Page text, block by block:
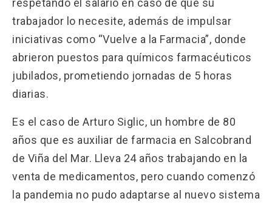
respetando el salario en caso de que su
trabajador lo necesite, además de impulsar
iniciativas como “Vuelve a la Farmacia”, donde
abrieron puestos para químicos farmacéuticos
jubilados, prometiendo jornadas de 5 horas
diarias.
Es el caso de Arturo Siglic, un hombre de 80
años que es auxiliar de farmacia en Salcobrand
de Viña del Mar. Lleva 24 años trabajando en la
venta de medicamentos, pero cuando comenzó
la pandemia no pudo adaptarse al nuevo sistema